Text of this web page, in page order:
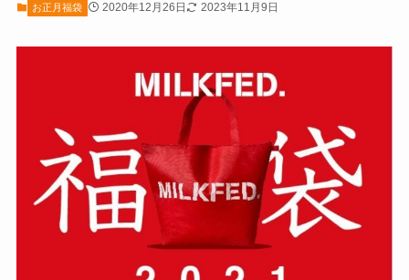
お正月福袋 2020年12月26日 2023年11月9日